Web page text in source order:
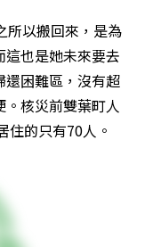
所以搬回來，是為
也是她未來要去
還困難區，沒有超
核災前雙葉町人
住的只有70人。